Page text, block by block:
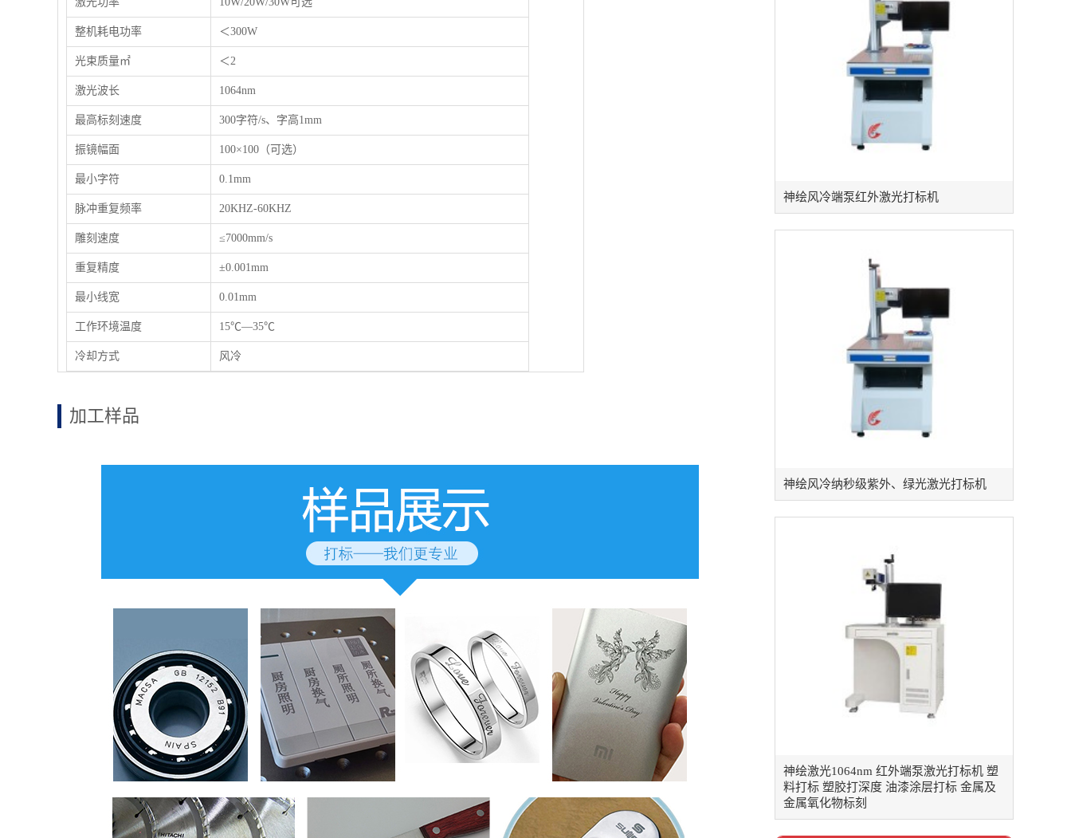
整机耗电功率 ＜300W
光束质量㎡ ＜2
激光波长 1064nm
最高标刻速度 300字符/s、字高1mm
振镜幅面 100×100（可选）
最小字符 0.1mm
脉冲重复频率 20KHZ-60KHZ
雕刻速度 ≤7000mm/s
重复精度 ±0.001mm
最小线宽 0.01mm
工作环境温度 15℃—35℃
冷却方式 风冷
加工样品
神绘风冷端泵红外激光打标机
神绘风冷纳秒级紫外、绿光激光打标机
神绘激光1064nm 红外端泵激光打标机 塑
料打标 塑胶打深度 油漆涂层打标 金属及
金属氧化物标刻